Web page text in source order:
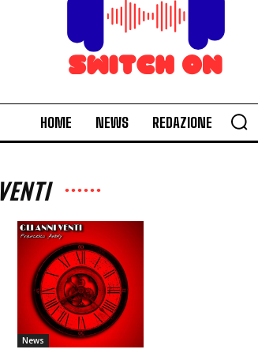
HOME NEWS REDAZIONE
News